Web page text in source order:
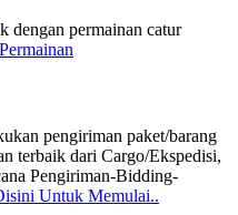
dengan permainan catur
pengiriman paket/barang
terbaik dari Cargo/Ekspedisi,
Pengiriman-Bidding-
Untuk Memulai..